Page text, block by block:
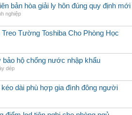
bản hòa giải ly hôn đúng quy định mới
nghiệp
Tường Toshiba Cho Phòng Học
hộ chống nước nhập khẩu
dép
dài phù hợp gia đình đông người